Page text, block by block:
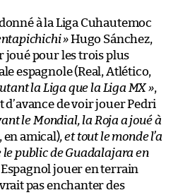
à la Liga Cuhautemoc
»Hugo Sánchez,
joué pour les trois plus
espagnole (Real, Atlético,
la Liga que la Liga MX»,
d’avance de voir jouer Pedri
le Mondial, la Roja a joué à
en amical), et tout le monde l’a
le public de Guadalajara en
jouer en terrain
pas enchanter des